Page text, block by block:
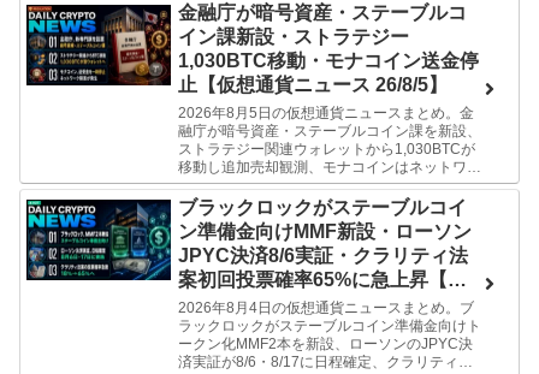
金融庁が暗号資産・ステーブルコ
イン課新設・ストラテジー
1,030BTC移動・モナコイン送金停
止【仮想通貨ニュース 26/8/5】
2026年8月5日の仮想通貨ニュースまとめ。金
融庁が暗号資産・ステーブルコイン課を新設、
ストラテジー関連ウォレットから1,030BTCが
移動し追加売却観測、モナコインはネットワー
ク障害でbitFlyerが送受金を一時停止。ミーがわ
かりやすく解説します。
ブラックロックがステーブルコイ
ン準備金向けMMF新設・ローソン
JPYC決済8/6実証・クラリティ法
案初回投票確率65%に急上昇【仮
想通貨ニュース 26/8/4】
2026年8月4日の仮想通貨ニュースまとめ。ブ
ラックロックがステーブルコイン準備金向けト
ークン化MMF2本を新設、ローソンのJPYC決
済実証が8/6・8/17に日程確定、クラリティ法